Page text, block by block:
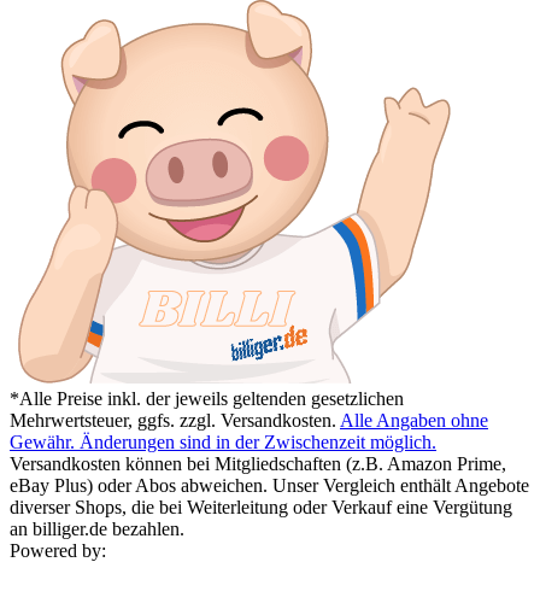
*Alle Preise inkl. der jeweils geltenden gesetzlichen
Mehrwertsteuer, ggfs. zzgl. Versandkosten. Alle Angaben ohne
Gewähr. Änderungen sind in der Zwischenzeit möglich.
Versandkosten können bei Mitgliedschaften (z.B. Amazon Prime,
eBay Plus) oder Abos abweichen. Unser Vergleich enthält Angebote
diverser Shops, die bei Weiterleitung oder Verkauf eine Vergütung
an billiger.de bezahlen.
Powered by: